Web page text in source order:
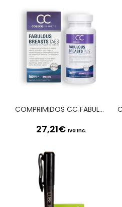
COMPRIMIDOS CC FABULOUS BREASTS TABLETS
27,21€ Iva Inc.